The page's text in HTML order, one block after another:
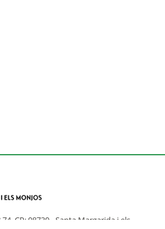
CP: 08730 - Santa Margarida i els